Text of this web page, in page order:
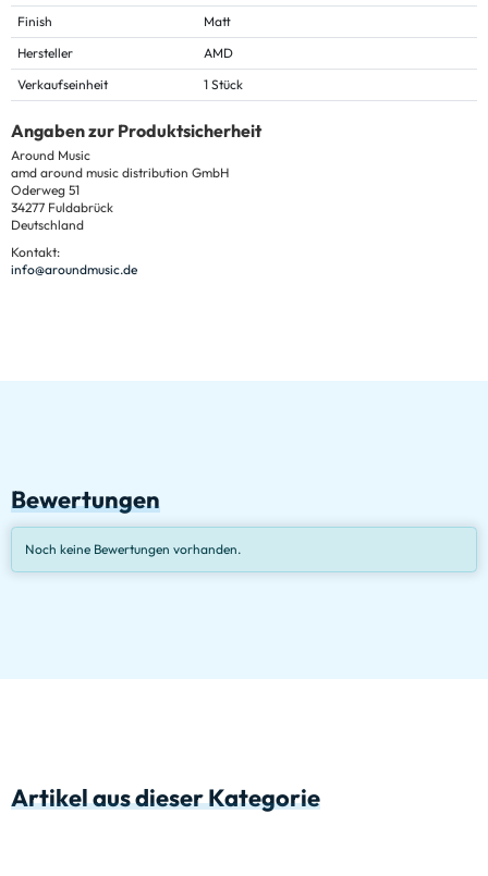
Finish
Matt
Hersteller
AMD
Verkaufseinheit
1 Stück
Angaben zur Produktsicherheit
Around Music
amd around music distribution GmbH
Oderweg 51
34277 Fuldabrück
Deutschland
Kontakt:
info@aroundmusic.de
Bewertungen
Noch keine Bewertungen vorhanden.
Artikel aus dieser Kategorie